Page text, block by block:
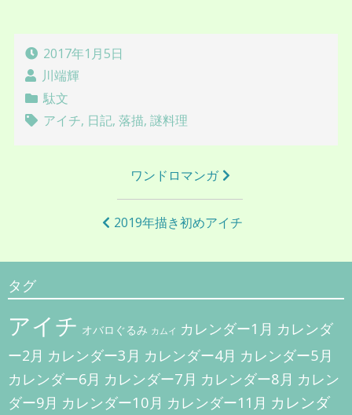
2017年1月5日
川端輝
駄文
アイチ, 日記, 落描, 謎料理
ゲ
ー
シ
ョ
ン
ワンドロマンガ
2019年描き初めアイチ
タグ
アイチ オバロぐるみ カムイ カレンダー1月 カレンダ
ー2月 カレンダー3月 カレンダー4月 カレンダー5月
カレンダー6月 カレンダー7月 カレンダー8月 カレン
ダー9月 カレンダー10月 カレンダー11月 カレンダ